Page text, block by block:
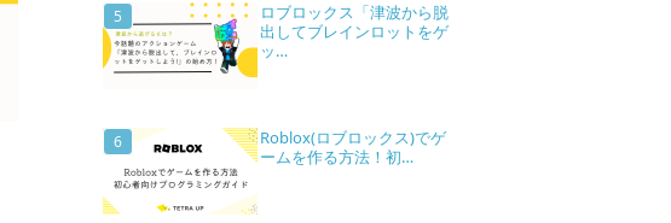
ロブロックス「津波から脱
出してブレインロットをゲ
ッ…
Roblox(ロブロックス)でゲ
ームを作る方法！初…